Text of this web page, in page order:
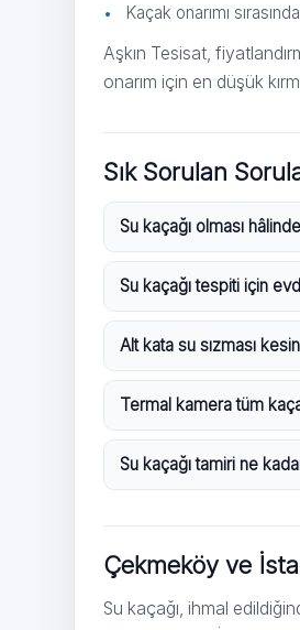
Kaçak onarımı
Aşkın Tesisat,
onarım için en düşük
Sık Sorulan
Su kaçağı olması
Su kaçağı tespiti için
Alt kata su sızması
Termal kamera tüm
Su kaçağı tamiri ne
Çekmeköy ve
Su kaçağı, ihmal